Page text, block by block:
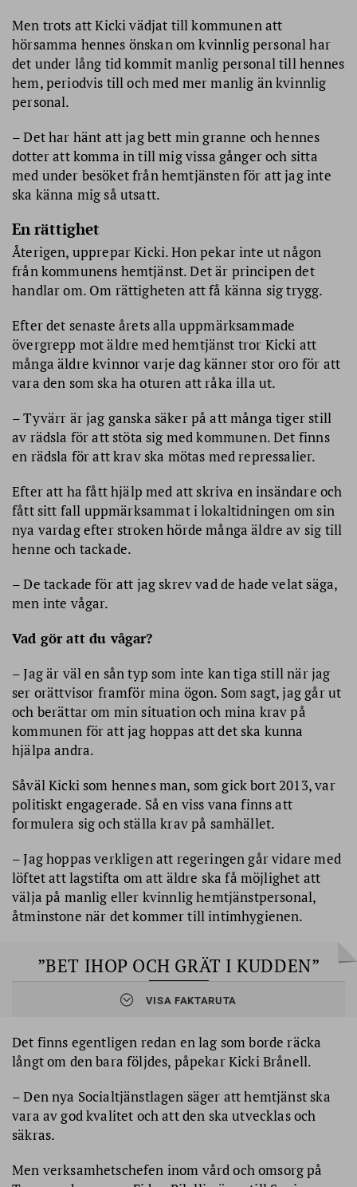
Men trots att Kicki vädjat till kommunen att
hörsamma hennes önskan om kvinnlig personal har
det under lång tid kommit manlig personal till hennes
hem, periodvis till och med mer manlig än kvinnlig
personal.
– Det har hänt att jag bett min granne och hennes
dotter att komma in till mig vissa gånger och sitta
med under besöket från hemtjänsten för att jag inte
ska känna mig så utsatt.
En rättighet
Återigen, upprepar Kicki. Hon pekar inte ut någon
från kommunens hemtjänst. Det är principen det
handlar om. Om rättigheten att få känna sig trygg.
Efter det senaste årets alla uppmärksammade
övergrepp mot äldre med hemtjänst tror Kicki att
många äldre kvinnor varje dag känner stor oro för att
vara den som ska ha oturen att råka illa ut.
– Tyvärr är jag ganska säker på att många tiger still
av rädsla för att stöta sig med kommunen. Det finns
en rädsla för att krav ska mötas med repressalier.
Efter att ha fått hjälp med att skriva en insändare och
fått sitt fall uppmärksammat i lokaltidningen om sin
nya vardag efter stroken hörde många äldre av sig till
henne och tackade.
– De tackade för att jag skrev vad de hade velat säga,
men inte vågar.
Vad gör att du vågar?
– Jag är väl en sån typ som inte kan tiga still när jag
ser orättvisor framför mina ögon. Som sagt, jag går ut
och berättar om min situation och mina krav på
kommunen för att jag hoppas att det ska kunna
hjälpa andra.
Såväl Kicki som hennes man, som gick bort 2013, var
politiskt engagerade. Så en viss vana finns att
formulera sig och ställa krav på samhället.
– Jag hoppas verkligen att regeringen går vidare med
löftet att lagstifta om att äldre ska få möjlighet att
välja på manlig eller kvinnlig hemtjänstpersonal,
åtminstone när det kommer till intimhygienen.
”BET IHOP OCH GRÄT I KUDDEN”
”Helst ville hon slippa gå och lägga sig klockan åtta
Och var det för mycket begärt att få kvinnlig hemtjänstpersonal
att hjälpa till med den mer intima delen av hennes skötsel? Hon
kände sig väldigt utlämnad när manlig personal började dra av
Tanten bet ihop och grät i kudden när de gick.
Den lilla tantens liv hade förändrats totalt… och den lilla tanten,
det är jag.”
VISA FAKTARUTA
Det finns egentligen redan en lag som borde räcka
långt om den bara följdes, påpekar Kicki Brånell.
– Den nya Socialtjänstlagen säger att hemtjänst ska
vara av god kvalitet och att den ska utvecklas och
säkras.
Men verksamhetschefen inom vård och omsorg på